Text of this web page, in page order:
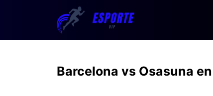
Barcelona vs Osasuna